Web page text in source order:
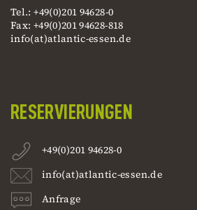
Tel.: +49(0)201 94628-0
Fax: +49(0)201 94628-818
info(at)atlantic-essen.de
RESERVIERUNGEN
+49(0)201 94628-0
info(at)atlantic-essen.de
Anfrage